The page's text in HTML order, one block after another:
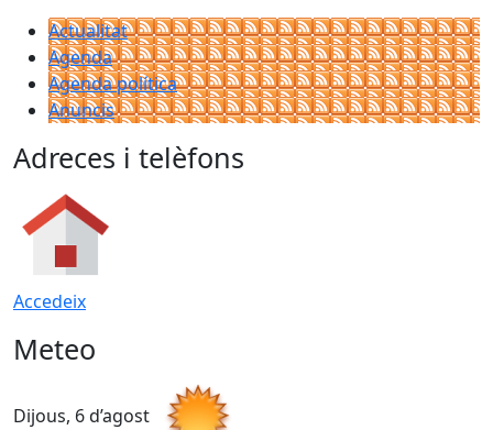
Actualitat
Agenda
Agenda política
Anuncis
Adreces i telèfons
Accedeix
Meteo
Dijous, 6 d’agost